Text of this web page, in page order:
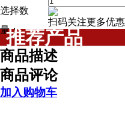
选择数
量：
扫码关注更多优惠
推荐产品
商品描述
商品评论
加入购物车